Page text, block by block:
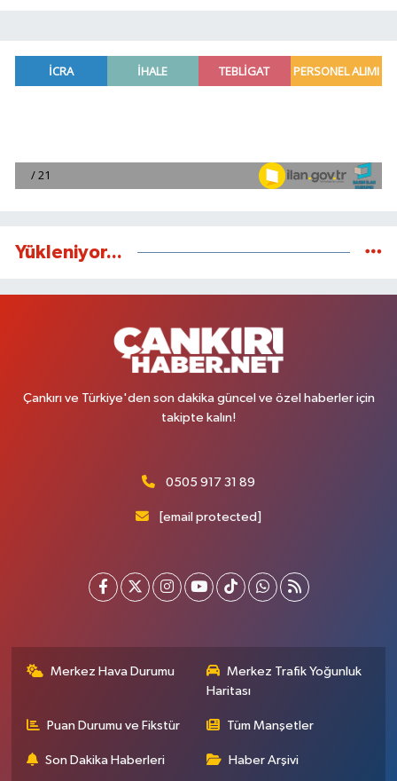
Yükleniyor...
Çankırı ve Türkiye'den son dakika güncel ve özel haberler için
takipte kalın!
0505 917 31 89
[email protected]
Merkez Hava Durumu
Merkez Trafik Yoğunluk
Haritası
Puan Durumu ve Fikstür Tüm Manşetler
Son Dakika Haberleri Haber Arşivi